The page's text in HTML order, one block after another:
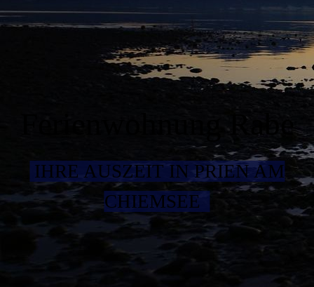
Ferienwohnung Rabe
IHRE AUSZEIT IN PRIEN AM
CHIEMSEE ­